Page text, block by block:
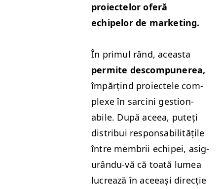
proiectelor oferă
echipelor de marketing.
În primul rând, aceas­ta
per­mite descom­punerea,
împărțind proiectele com­
plexe în sarci­ni ges­tion­
abile. După aceea, puteți
dis­tribui respon­s­abil­itățile
între mem­brii echipei, asig­
urân­du-vă că toată lumea
lucrează în aceeași direcție